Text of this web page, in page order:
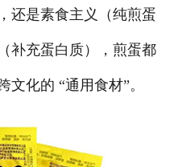
还是素食主义（纯煎蛋
补充蛋白质），煎蛋都
化的 “通用食材”。